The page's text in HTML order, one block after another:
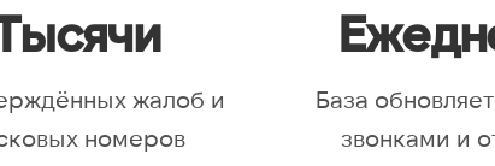
жалоб и
номеров
База
звонками и